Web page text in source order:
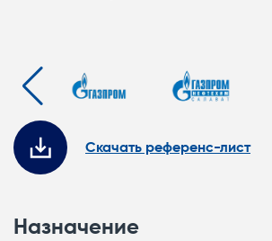
Скачать референс-лист
Назначение